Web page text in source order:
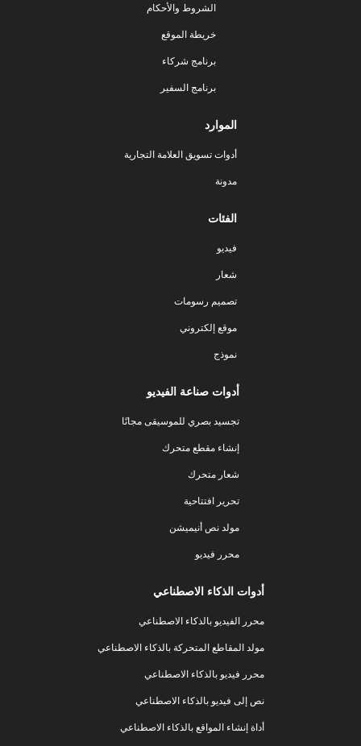
الشروط والأحكام
خريطة الموقع
برنامج شركاء
برنامج السفير
الموارد
أدوات تسويق العلامة التجارية
مدونة
الفئات
فيديو
شعار
تصميم رسومات
موقع إلكتروني
نموذج
أدوات صناعة الفيديو
تجسيد بصري للموسيقى مجانًا
إنشاء مقطع متحرك
شعار متحرك
تحرير افتتاحية
مولد نص أنيميشن
محرر فيديو
أدوات الذكاء الاصطناعي
محرر الفيديو بالذكاء الاصطناعي
مولد المقاطع المتحركة بالذكاء الاصطناعي
محرر فيديو بالذكاء الاصطناعي
نص إلى فيديو بالذكاء الاصطناعي
أداة إنشاء المواقع بالذكاء الاصطناعي